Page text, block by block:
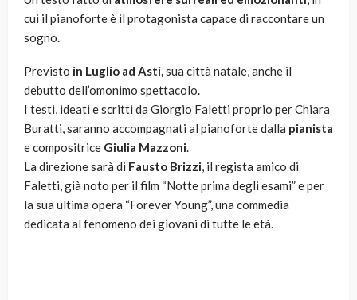
cui il pianoforte è il protagonista capace di raccontare un
sogno.
Previsto in Luglio ad Asti,sua città natale, anche il
debutto dell’omonimo spettacolo.
I testi, ideati e scritti da Giorgio Faletti proprio per Chiara
Buratti, saranno accompagnati al pianoforte dalla pianista
e compositrice Giulia Mazzoni.
La direzione sarà di Fausto Brizzi, il regista amico di
Faletti, già noto per il film “Notte prima degli esami” e per
la sua ultima opera “Forever Young”, una commedia
dedicata al fenomeno dei giovani di tutte le età.